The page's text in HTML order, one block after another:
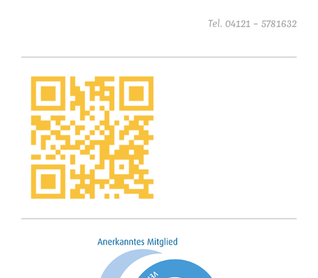
Tel. 04121 – 5781632